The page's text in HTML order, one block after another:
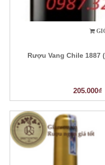
Rượu Vang Chile 1887
205.000₫